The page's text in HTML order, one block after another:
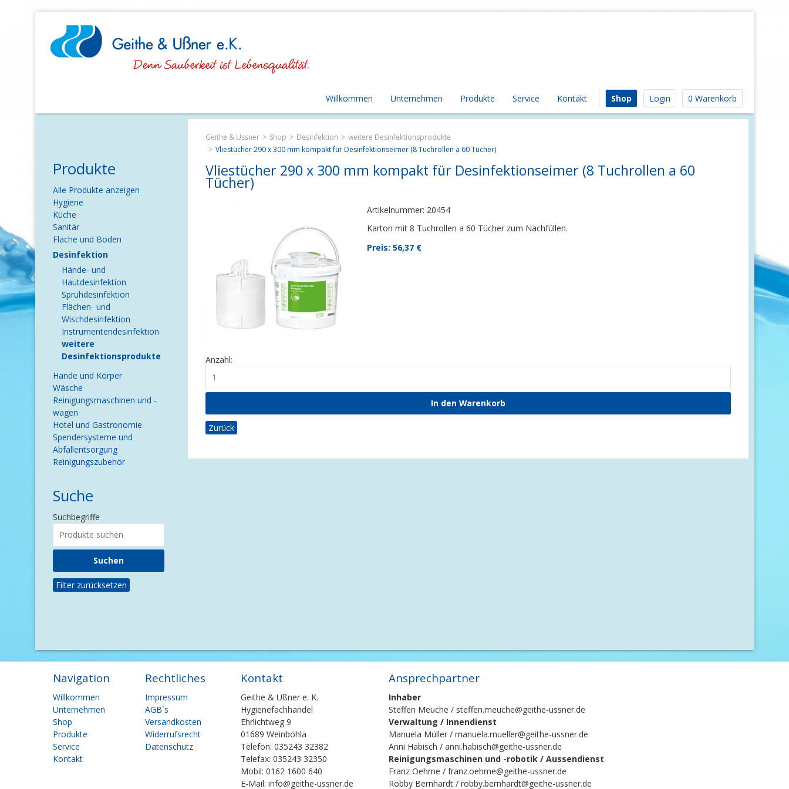
Willkommen Unternehmen Produkte Service Kontakt Shop Login 0 Warenkorb
Geithe & Ussner Shop Desinfektion
weitere Desinfektionsprodukte
Vliestücher 290 x 300 mm kompakt für Desinfektionseimer (8 Tuchrollen a 60 Tücher)
Vliestücher 290 x 300 mm kompakt für Desinfektionseimer (8 Tuchrollen a 60
Tücher)
Artikelnummer: 20454
Karton mit 8 Tuchrollen a 60 Tücher zum Nachfüllen.
Preis: 56,37 €
Anzahl:
Zurück
Produkte
Navigation
überspringen
Alle Produkte anzeigen
Hygiene
Küche
Sanitär
Fläche und Boden
Desinfektion
Hände- und
Hautdesinfektion
Sprühdesinfektion
Flächen- und
Wischdesinfektion
Instrumentendesinfektion
weitere
Desinfektionsprodukte
Hände und Körper
Wäsche
Reinigungsmaschinen und -
wagen
Hotel und Gastronomie
Spendersysteme und
Abfallentsorgung
Reinigungszubehör
Suche
Suchbegriffe
Filter zurücksetzen
Navigation
Navigation
überspringen
Willkommen
Unternehmen
Shop
Produkte
Service
Kontakt
Rechtliches
Navigation
überspringen
Impressum
AGB`s
Versandkosten
Widerrufsrecht
Datenschutz
Kontakt
Geithe & Ußner e. K.
Hygienefachhandel
Ehrlichtweg 9
01689 Weinböhla
Telefon: 035243 32382
Telefax: 035243 32350
Mobil: 0162 1600 640
E-Mail: info@geithe-ussner.de
Ansprechpartner
Inhaber
Steffen Meuche / steffen.meuche@geithe-ussner.de
Verwaltung / Innendienst
Manuela Müller / manuela.mueller@geithe-ussner.de
Anni Habisch / anni.habisch@geithe-ussner.de
Reinigungsmaschinen und -robotik / Aussendienst
Franz Oehme / franz.oehme@geithe-ussner.de
Robby Bernhardt / robby.bernhardt@geithe-ussner.de